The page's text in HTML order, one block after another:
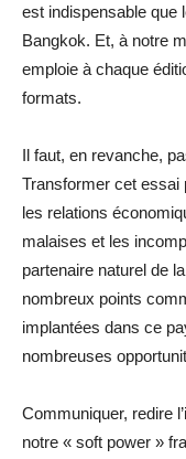
est indispensable que
Bangkok. Et, à notre
emploie à chaque
formats.
Il faut, en revanche,
Transformer cet essai
les relations
malaises et les
partenaire naturel de
nombreux points
implantées dans ce
nombreuses
Communiquer, redire
notre « soft power »